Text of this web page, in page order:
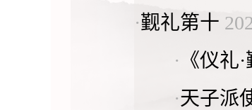
·觐礼第十
· 《仪礼
·天子派